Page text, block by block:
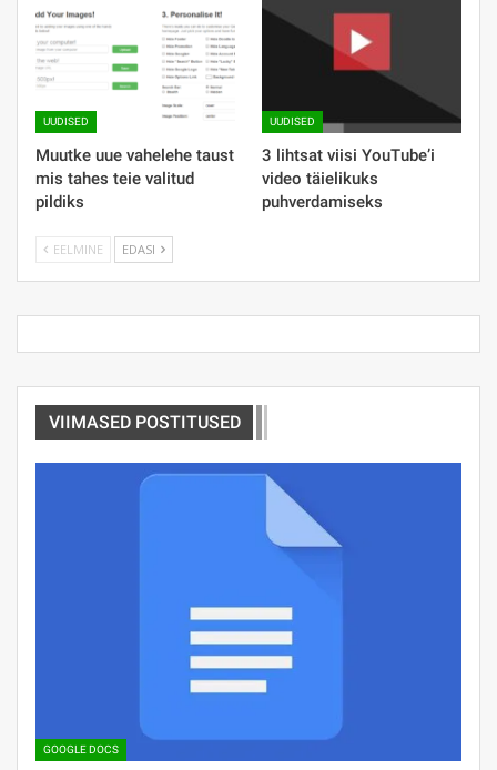
UUDISED
Muutke uue vahelehe taust
mis tahes teie valitud
pildiks
UUDISED
3 lihtsat viisi YouTube’i
video täielikuks
puhverdamiseks
EELMINE EDASI
VIIMASED POSTITUSED
GOOGLE DOCS